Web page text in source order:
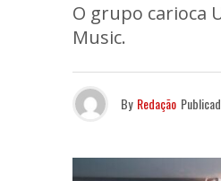
O grupo carioca
Music.
By Redação